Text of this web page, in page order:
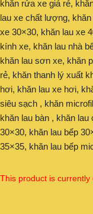
khăn rửa xe giá rẻ,
lau xe chất lượng,
xe 30×30, khăn lau xe
kính xe, khăn lau nhà
khăn lau sơn xe, khăn
rẻ, khăn thanh lý xuất
hơi, khăn lau xe hơi,
siêu sạch , khăn
khăn lau bàn , khăn lau
30×30, khăn lau bếp
35×35, khăn lau bếp
This product is